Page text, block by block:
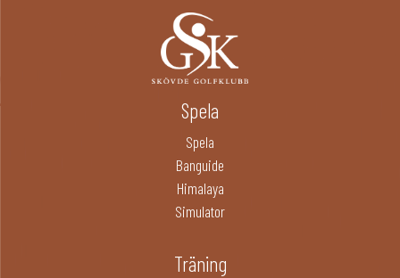
Spela
Spela
Banguide
Himalaya
Simulator
Träning